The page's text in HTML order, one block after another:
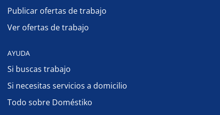
Publicar ofertas de trabajo
Ver ofertas de trabajo
AYUDA
Si buscas trabajo
Si necesitas servicios a domicilio
Todo sobre Doméstiko